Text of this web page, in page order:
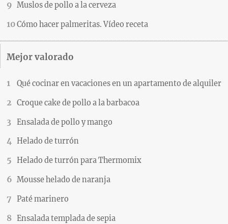
Muslos de pollo a la cerveza
Cómo hacer palmeritas. Vídeo receta
Mejor valorado
Qué cocinar en vacaciones en un apartamento de alquiler
Croque cake de pollo a la barbacoa
Ensalada de pollo y mango
Helado de turrón
Helado de turrón para Thermomix
Mousse helado de naranja
Paté marinero
Ensalada templada de sepia